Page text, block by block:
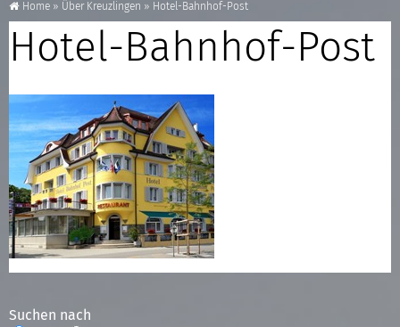
Home » Über Kreuzlingen » Hotel-Bahnhof-Post
Hotel-Bahnhof-Post
Suchen nach